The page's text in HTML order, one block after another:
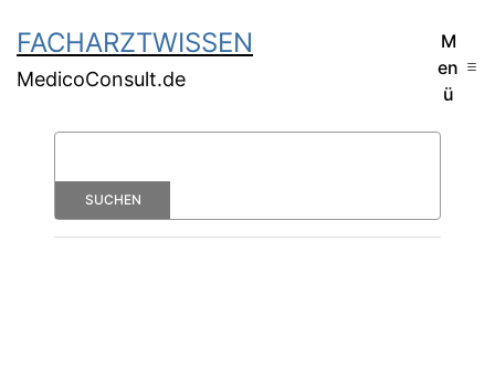
FACHARZTWISSEN
MedicoConsult.de
M
en
ü